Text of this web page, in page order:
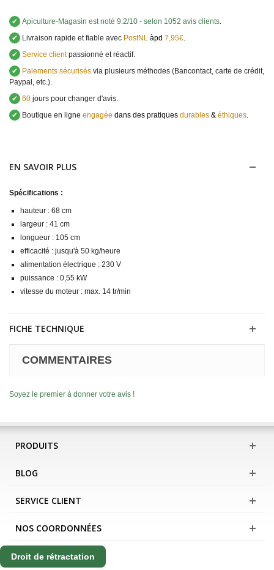
✔ Apiculture-Magasin est noté 9.2/10 - selon 1052 avis clients.
✔
Livraison rapide et fiable avec PostNL àpd 7,95€.
✔ Service clientpassionné et réactif.
✔
Paiements sécurisés via plusieurs méthodes (Bancontact, carte de crédit,
Paypal, etc.).
✔ 60 jours pour changer d'avis.
✔
Boutique en ligne engagée dans des pratiques durables & éthiques.
EN SAVOIR PLUS
Spécifications :
hauteur : 68 cm
largeur : 41 cm
longueur : 105 cm
efficacité : jusqu'à 50 kg/heure
alimentation électrique : 230 V
puissance : 0,55 kW
vitesse du moteur : max. 14 tr/min
FICHE TECHNIQUE
COMMENTAIRES
Soyez le premier à donner votre avis !
PRODUITS
BLOG
SERVICE CLIENT
NOS COORDONNÉES
Droit de rétractation